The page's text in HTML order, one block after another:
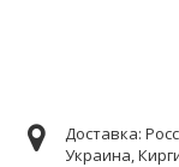
Доставка:
Украина,